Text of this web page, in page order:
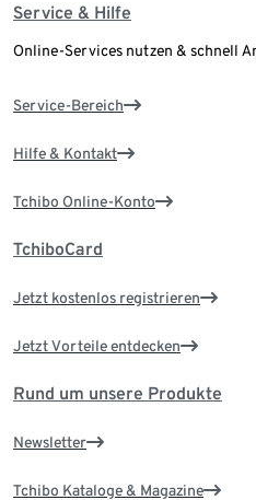
Service & Hilfe
Online-Services nutzen & schnell
Service-Bereich
Hilfe & Kontakt
Tchibo Online-Konto
TchiboCard
Jetzt kostenlos registrieren
Jetzt Vorteile entdecken
Rund um unsere Produkte
Newsletter
Tchibo Kataloge & Magazine